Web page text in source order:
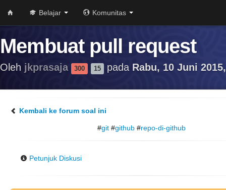
Belajar Komunitas
Membuat pull request
Oleh jkprasaja 300 15 pada Rabu, 10 Juni
Kembali ke forum soal ini
#git#github#repo-di-github
Petunjuk Diskusi